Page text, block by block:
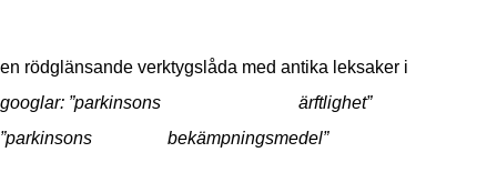
en rödglänsande verktygslåda med antika
googlar: ”parkinsons ärftlighet”
”parkinsons bekämpningsmedel”